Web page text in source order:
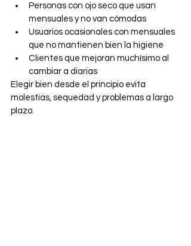
Personas con ojo seco que usan
mensuales y no van cómodas
Usuarios ocasionales con mensuales
que no mantienen bien la higiene
Clientes que mejoran muchísimo al
cambiar a diarias
Elegir bien desde el principio evita
molestias, sequedad y problemas a largo
plazo.